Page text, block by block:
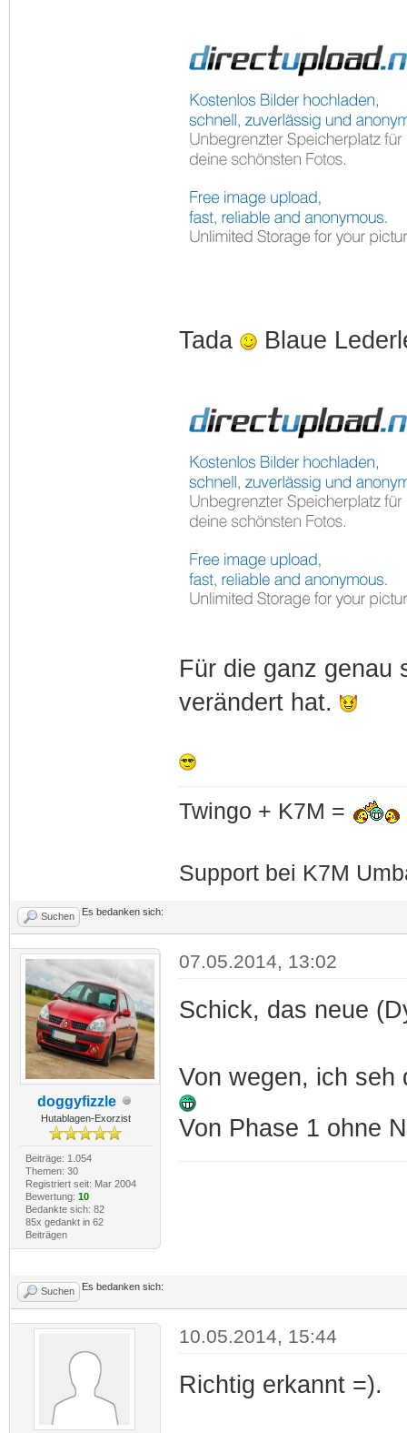
Tada Blaue
Für die ganz genau
verändert hat.
Twingo + K7M =
Support bei K7M
Suchen Es bedanken sich:
doggyfizzle
Hutablagen-Exorzist
Beiträge: 1.054
Themen: 30
Registriert seit: Mar 2004
Bewertung: 10
Bedankte sich: 82
85x gedankt in 62
Beiträgen
07.05.2014, 13:02
Schick, das neue
Von wegen, ich seh
Von Phase 1 ohne
Suchen Es bedanken sich:
10.05.2014, 15:44
Richtig erkannt =).